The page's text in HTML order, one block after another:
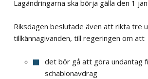
Lagändringarna ska börja gälla den 1
Riksdagen beslutade även att rikta tre
tillkännagivanden, till regeringen om att
det bör gå att göra undantag
schablonavdrag